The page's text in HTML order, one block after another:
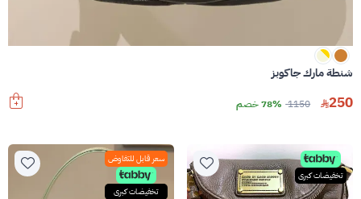
شنطة مارك جاكوبز
250
1150 78% خصم
تخفيضات كبرى
سعر قابل للتفاوض
تخفيضات كبرى